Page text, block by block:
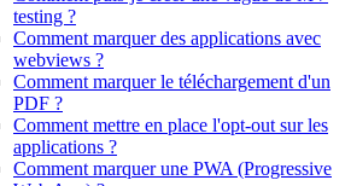
testing ?
Comment marquer des applications avec
webviews ?
Comment marquer le téléchargement d'un
PDF ?
Comment mettre en place l'opt-out sur les
applications ?
Comment marquer une PWA (Progressive